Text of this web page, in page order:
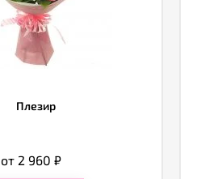
Плезир
от 2 960 ₽